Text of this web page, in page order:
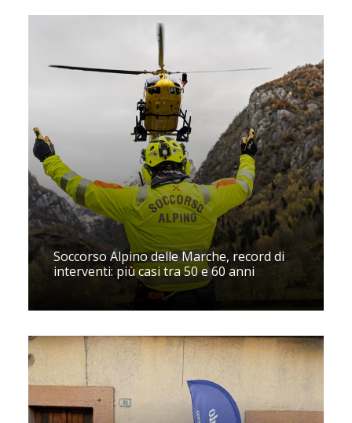
Soccorso Alpino delle Marche, record di
interventi: più casi tra 50 e 60 anni